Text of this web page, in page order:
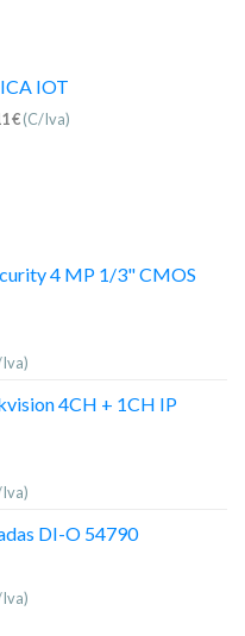
IOT
€(C/Iva)
4 MP 1/3" CMOS
4CH + 1CH IP
DI-O 54790